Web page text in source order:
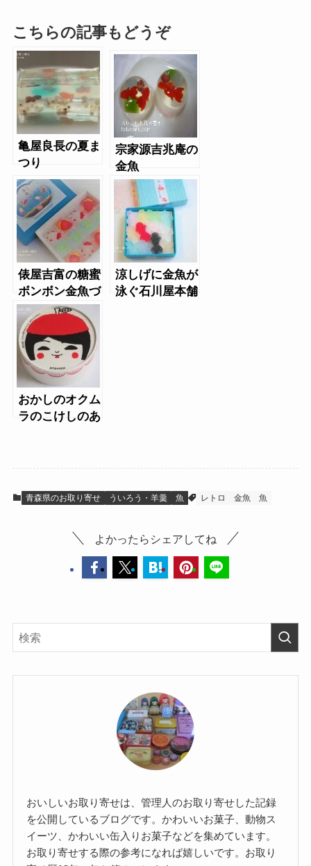
こちらの記事もどうぞ
亀屋良長の夏ま
つり
宗家源吉兆庵の
金魚
俵屋吉富の糖蜜
ボンボン金魚づ
くし
涼しげに金魚が
泳ぐ石川屋本舗
おかしのオクム
ラのこけしのあ
青森県のお取り寄せ ういろう・羊羹 魚 レトロ 金魚 魚
よかったらシェアしてね
おいしいお取り寄せは、管理人のお取り寄せした記録
を公開しているブログです。かわいいお菓子、動物ス
イーツ、かわいい缶入りお菓子などを集めています。
お取り寄せする際の参考になれば嬉しいです。お取り